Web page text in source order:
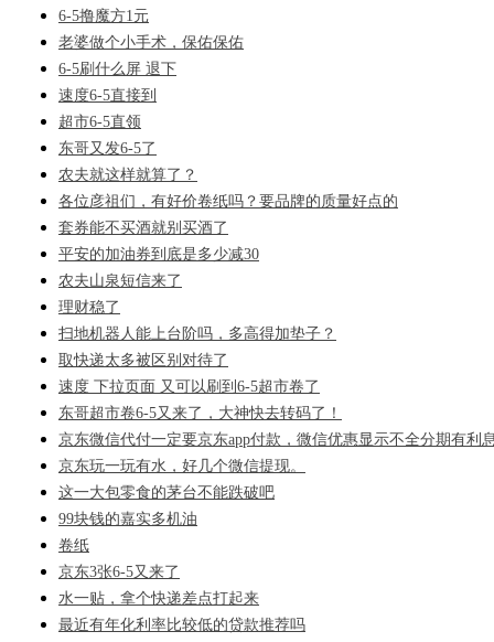
6-5撸魔方1元
老婆做个小手术，保佑保佑
6-5刷什么屏 退下
速度6-5直接到
超市6-5直领
东哥又发6-5了
农夫就这样就算了？
各位彦祖们，有好价卷纸吗？要品牌的质量好点的
套券能不买酒就别买酒了
平安的加油券到底是多少减30
农夫山泉短信来了
理财稳了
扫地机器人能上台阶吗，多高得加垫子？
取快递太多被区别对待了
速度 下拉页面 又可以刷到6-5超市卷了
东哥超市卷6-5又来了，大神快去转码了！
京东微信代付一定要京东app付款，微信优惠显示不全分期有利
京东玩一玩有水，好几个微信提现。
这一大包零食的茅台不能跌破吧
99块钱的嘉实多机油
卷纸
京东3张6-5又来了
水一贴，拿个快递差点打起来
最近有年化利率比较低的贷款推荐吗